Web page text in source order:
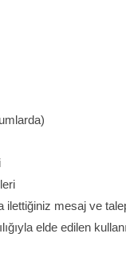
ilettiğiniz mesaj ve
elde edilen